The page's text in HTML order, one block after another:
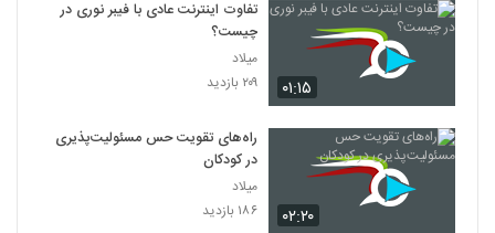
۰۱:۱۵
تفاوت اینترنت عادی با فیبر نوری در
چیست؟
میلاد
۲۰۹ بازدید
۰۲:۲۰
راه‌های تقویت حس مسئولیت‌پذیری
در کودکان
میلاد
۱۸۶ بازدید